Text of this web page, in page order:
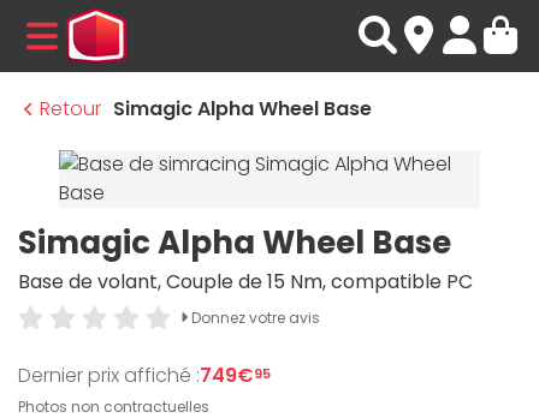
MENU
Retour Simagic Alpha Wheel Base
Simagic Alpha Wheel Base
Base de volant, Couple de 15 Nm, compatible PC
Donnez votre avis
Dernier prix affiché :749€95
Photos non contractuelles